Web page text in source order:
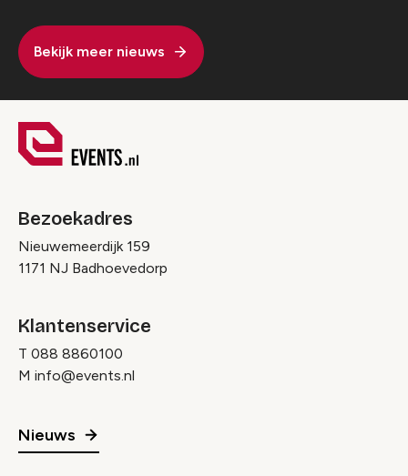
Bekijk meer nieuws
Bezoekadres
Nieuwemeerdijk 159
1171 NJ Badhoevedorp
Klantenservice
T 088 8860100
M info@events.nl
Nieuws